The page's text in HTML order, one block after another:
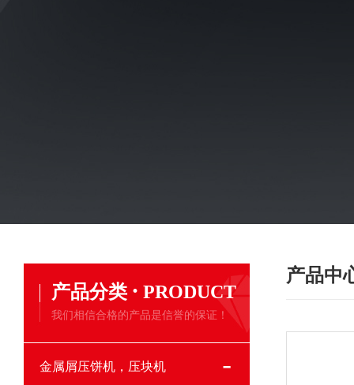
产品分类 · PRODUCT
我们相信合格的产品是信誉的保证！
金属屑压饼机，压块机
产品中